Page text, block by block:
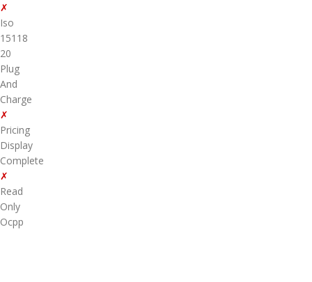
✗
Iso
15118
20
Plug
And
Charge
✗
Pricing
Display
Complete
✗
Read
Only
Ocpp